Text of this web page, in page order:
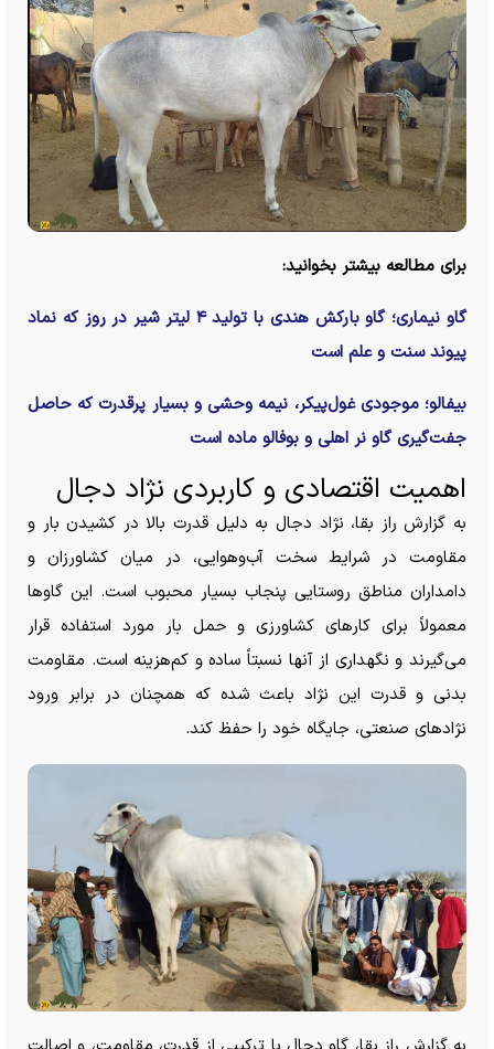
برای مطالعه بیشتر بخوانید:
گاو نیماری؛ گاو بارکش هندی با تولید ۴ لیتر شیر در روز که نماد
پیوند سنت و علم است
بیفالو؛ موجودی غول‌پیکر، نیمه وحشی و بسیار پرقدرت که حاصل
جفت‌گیری گاو نر اهلی و بوفالو ماده است
اهمیت اقتصادی و کاربردی نژاد دجال
به گزارش راز بقا، نژاد دجال به دلیل قدرت بالا در کشیدن بار و
مقاومت در شرایط سخت آب‌وهوایی، در میان کشاورزان و
دامداران مناطق روستایی پنجاب بسیار محبوب است. این گاو‌ها
معمولاً برای کار‌های کشاورزی و حمل بار مورد استفاده قرار
می‌گیرند و نگهداری از آنها نسبتاً ساده و کم‌هزینه است. مقاومت
بدنی و قدرت این نژاد باعث شده که همچنان در برابر ورود
نژاد‌های صنعتی، جایگاه خود را حفظ کند.